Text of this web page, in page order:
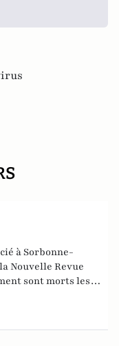
à Sorbonne-
Nouvelle Revue
sont morts les
est publié aux